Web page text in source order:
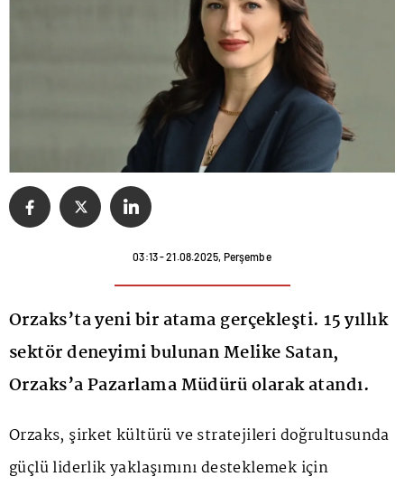
03:13 - 21.08.2025, Perşembe
Orzaks’ta yeni bir atama gerçekleşti. 15 yıllık
sektör deneyimi bulunan Melike Satan,
Orzaks’a Pazarlama Müdürü olarak atandı.
Orzaks, şirket kültürü ve stratejileri doğrultusunda
güçlü liderlik yaklaşımını desteklemek için